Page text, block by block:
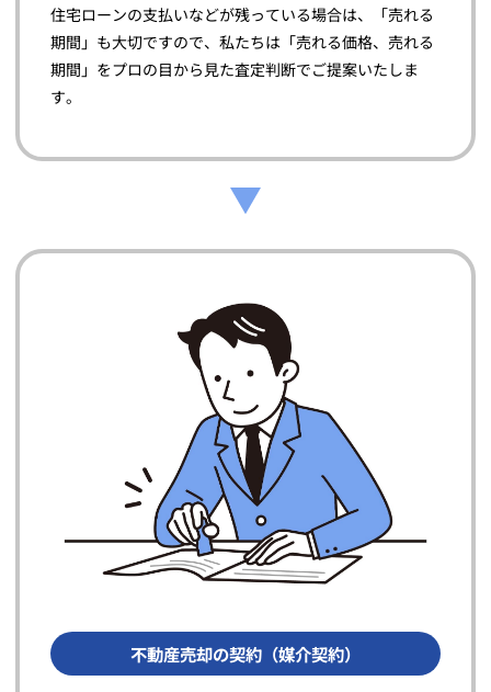
住宅ローンの支払いなどが残っている場合は、「売れる
期間」も大切ですので、私たちは「売れる価格、売れる
期間」をプロの目から見た査定判断でご提案いたしま
す。
不動産売却の契約（媒介契約）